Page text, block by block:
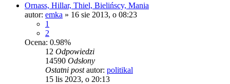
Ornass, Hillar, Thiel, Bielińscy, Mania
autor: emka » 16 sie 2013, o 08:23
1
2
Ocena: 0.98%
12 Odpowiedzi
14590 Odsłony
Ostatni postautor: politikal
15 lis 2023, o 20:13